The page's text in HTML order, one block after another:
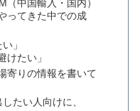
（中国輸入・国内）
ってきた中での成
」
けたい」
寄りの情報を書いて
たい人向けに、